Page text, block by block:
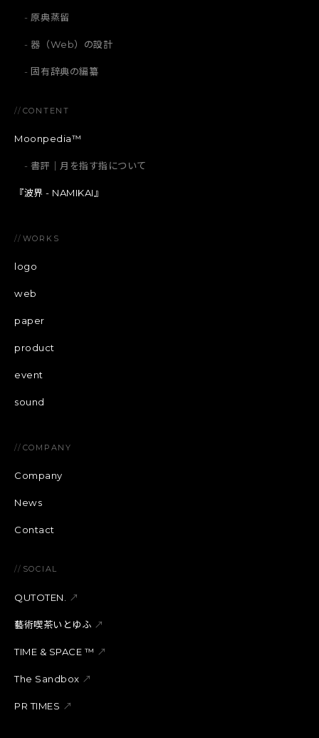
原典蒸留
器（Web）の設計
固有辞典の編纂
// CONTENT
Moonpedia™
書評｜月を指す指について
『波界 - NAMIKAI』
// WORKS
logo
web
paper
product
event
sound
// COMPANY
Company
News
Contact
// SOCIAL
QUTOTEN. ↗
藝術喫茶いとゆふ ↗
TIME & SPACE ™︎ ↗
The Sandbox ↗
PR TIMES ↗